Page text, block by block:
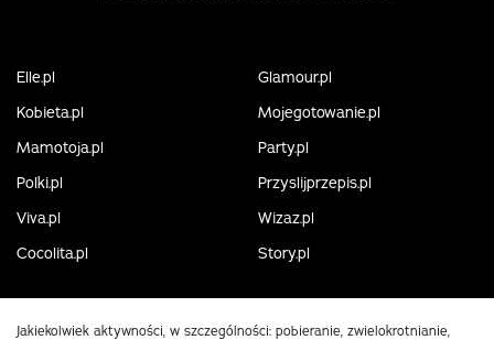
Elle.pl
Glamour.pl
Kobieta.pl
Mojegotowanie.pl
Mamotoja.pl
Party.pl
Polki.pl
Przyslijprzepis.pl
Viva.pl
Wizaz.pl
Cocolita.pl
Story.pl
Jakiekolwiek aktywności, w szczególności: pobieranie, zwielokrotnianie,